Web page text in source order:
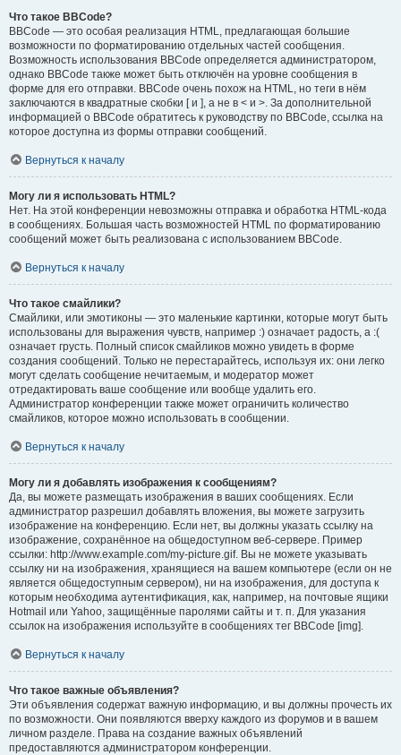
Что такое BBCode?
BBCode — это особая реализация HTML, предлагающая большие
возможности по форматированию отдельных частей сообщения.
Возможность использования BBCode определяется администратором,
однако BBCode также может быть отключён на уровне сообщения в
форме для его отправки. BBCode очень похож на HTML, но теги в нём
заключаются в квадратные скобки [ и ], а не в < и >. За дополнительной
информацией о BBCode обратитесь к руководству по BBCode, ссылка на
которое доступна из формы отправки сообщений.
Вернуться к началу
Могу ли я использовать HTML?
Нет. На этой конференции невозможны отправка и обработка HTML-кода
в сообщениях. Большая часть возможностей HTML по форматированию
сообщений может быть реализована с использованием BBCode.
Вернуться к началу
Что такое смайлики?
Смайлики, или эмотиконы — это маленькие картинки, которые могут быть
использованы для выражения чувств, например :) означает радость, а :(
означает грусть. Полный список смайликов можно увидеть в форме
создания сообщений. Только не перестарайтесь, используя их: они легко
могут сделать сообщение нечитаемым, и модератор может
отредактировать ваше сообщение или вообще удалить его.
Администратор конференции также может ограничить количество
смайликов, которое можно использовать в сообщении.
Вернуться к началу
Могу ли я добавлять изображения к сообщениям?
Да, вы можете размещать изображения в ваших сообщениях. Если
администратор разрешил добавлять вложения, вы можете загрузить
изображение на конференцию. Если нет, вы должны указать ссылку на
изображение, сохранённое на общедоступном веб-сервере. Пример
ссылки: http://www.example.com/my-picture.gif. Вы не можете указывать
ссылку ни на изображения, хранящиеся на вашем компьютере (если он не
является общедоступным сервером), ни на изображения, для доступа к
которым необходима аутентификация, как, например, на почтовые ящики
Hotmail или Yahoo, защищённые паролями сайты и т. п. Для указания
ссылок на изображения используйте в сообщениях тег BBCode [img].
Вернуться к началу
Что такое важные объявления?
Эти объявления содержат важную информацию, и вы должны прочесть их
по возможности. Они появляются вверху каждого из форумов и в вашем
личном разделе. Права на создание важных объявлений
предоставляются администратором конференции.